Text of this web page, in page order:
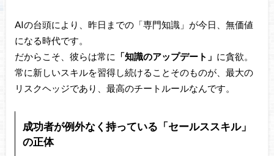
AIの台頭により、昨日までの「専門知識」が今日、無価値
になる時代です。
だからこそ、彼らは常に 「知識のアップデート」 に貪欲。
常に新しいスキルを習得し続けることそのものが、最大の
リスクヘッジであり、最高のチートルールなんです。
成功者が例外なく持っている「セールススキル」
の正体